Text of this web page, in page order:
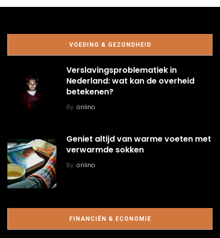
VOEDING & GEZONDHEID
Verslavingsproblematiek in
Nederland: wat kan de overheid
betekenen?
By onlino
Geniet altijd van warme voeten met
verwarmde sokken
By onlino
FINANCIËN & ECONOMIE